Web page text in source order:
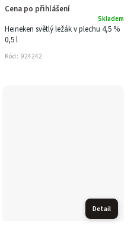
Heineken světlý ležák v plechu 4,5 %
0,5 l
Skladem
Cena po přihlášení
Kód: 924242
Detail